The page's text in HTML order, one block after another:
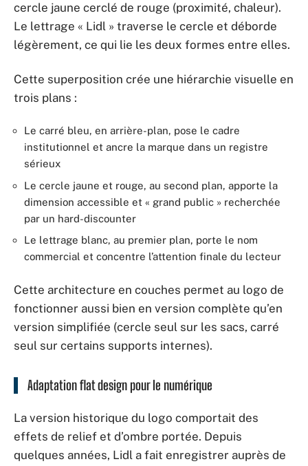
cercle jaune cerclé de rouge (proximité, chaleur).
Le lettrage « Lidl » traverse le cercle et déborde
légèrement, ce qui lie les deux formes entre elles.
Cette superposition crée une hiérarchie visuelle en
trois plans :
Le carré bleu, en arrière-plan, pose le cadre
institutionnel et ancre la marque dans un registre
sérieux
Le cercle jaune et rouge, au second plan, apporte la
dimension accessible et « grand public » recherchée
par un hard-discounter
Le lettrage blanc, au premier plan, porte le nom
commercial et concentre l’attention finale du lecteur
Cette architecture en couches permet au logo de
fonctionner aussi bien en version complète qu’en
version simplifiée (cercle seul sur les sacs, carré
seul sur certains supports internes).
Adaptation flat design pour le numérique
La version historique du logo comportait des
effets de relief et d’ombre portée. Depuis
quelques années, Lidl a fait enregistrer auprès de